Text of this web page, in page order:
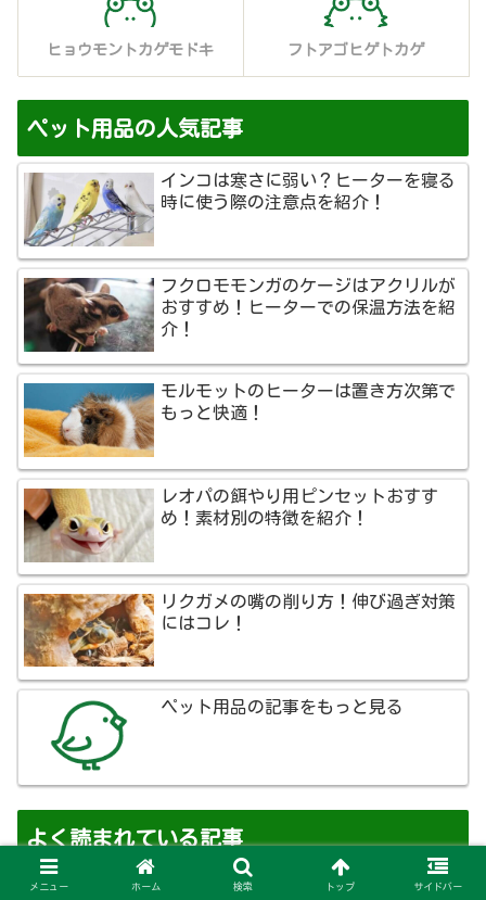
ヒョウモントカゲモドキ フトアゴヒゲトカゲ
ペット用品の人気記事
インコは寒さに弱い？ヒーターを寝る
時に使う際の注意点を紹介！
フクロモモンガのケージはアクリルが
おすすめ！ヒーターでの保温方法を紹
介！
モルモットのヒーターは置き方次第で
もっと快適！
レオパの餌やり用ピンセットおすす
め！素材別の特徴を紹介！
リクガメの嘴の削り方！伸び過ぎ対策
にはコレ！
ペット用品の記事をもっと見る
よく読まれている記事
犬が急に家の中を走り回る原因は？突
メニュー ホーム 検索 トップ サイドバー